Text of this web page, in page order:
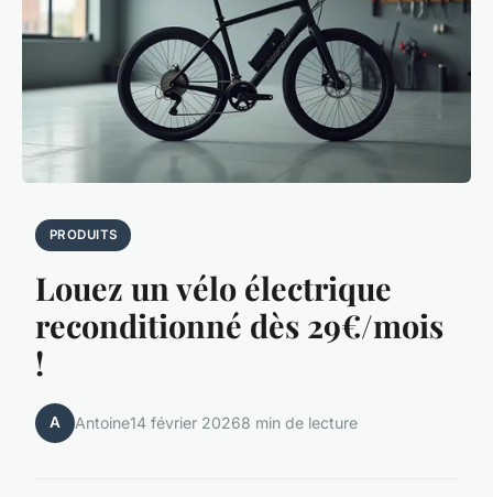
PRODUITS
Louez un vélo électrique
reconditionné dès 29€/mois
!
A Antoine14 février 20268 min de lecture